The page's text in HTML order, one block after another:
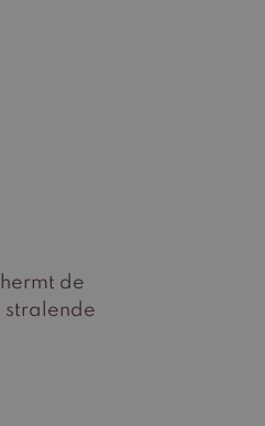
de
stralende